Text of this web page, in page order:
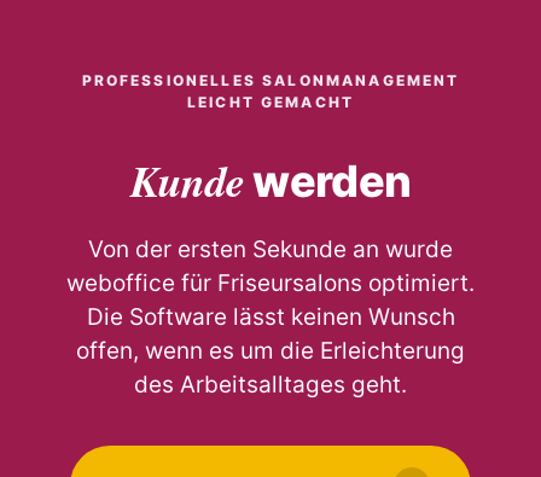
PROFESSIONELLES SALONMANAGEMENT
LEICHT GEMACHT
Kundewerden
Von der ersten Sekunde an wurde
weboffice für Friseursalons optimiert.
Die Software lässt keinen Wunsch
offen, wenn es um die Erleichterung
des Arbeitsalltages geht.